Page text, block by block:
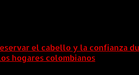
el cabello y la confianza
hogares colombianos